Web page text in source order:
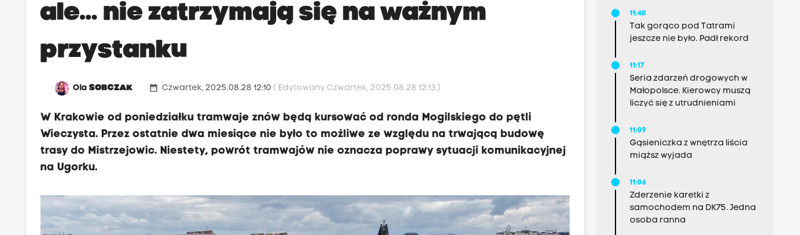
ale... nie zatrzymają się na ważnym
przystanku
OlaSOBCZAK date_range Czwartek, 2025.08.28 12:10( Edytowany Czwartek, 2025.08.28 12:13 )
W Krakowie od poniedziałku tramwaje znów będą kursować od ronda Mogilskiego do pętli
Wieczysta. Przez ostatnie dwa miesiące nie było to możliwe ze względu na trwającą budowę
trasy do Mistrzejowic. Niestety, powrót tramwajów nie oznacza poprawy sytuacji komunikacyjnej
na Ugorku.
11:40
Tak gorąco pod Tatrami
jeszcze nie było. Padł rekord
11:17
Seria zdarzeń drogowych w
Małopolsce. Kierowcy muszą
liczyć się z utrudnieniami
11:09
Gąsieniczka z wnętrza liścia
miąższ wyjada
11:06
Zderzenie karetki z
samochodem na DK75. Jedna
osoba ranna